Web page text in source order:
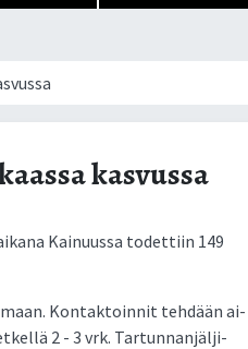
kasvussa
Kai­nuus­sa to­det­tiin 149
Kon­tak­toin­nit teh­dään ai­
2 - 3 vrk. Tar­tun­nan­jäl­ji­